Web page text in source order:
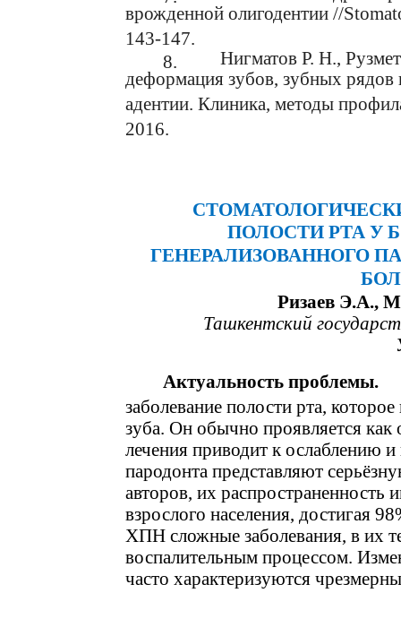
врожденной олигодентии //
143-147.
8.
Нигматов Р. Н.,
деформация зубов, зубных рядов
адентии. Клиника, методы
2016.
ПОЛОСТИ РТА У
ГЕНЕРАЛИЗОВАННОГО
Ризаев Э.А.,
Ташкентский
Актуальность проблемы.
заболевание полости рта,
зуба. Он обычно проявляется как
лечения приводит к ослаблению
пародонта представляют
авторов, их распространенность
взрослого населения, достигая
ХПН сложные заболевания, в их
воспалительным процессом.
часто характеризуются